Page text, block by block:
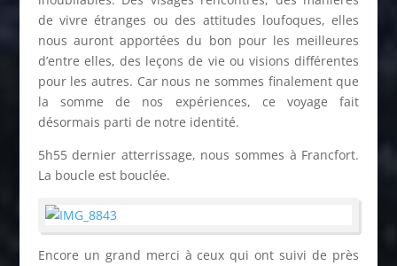
de vivre étranges ou des attitudes loufoques, elles
nous auront apportées du bon pour les meilleures
d’entre elles, des leçons de vie ou visions différentes
pour les autres. Car nous ne sommes finalement que
la somme de nos expériences, ce voyage fait
désormais parti de notre identité.
5h55 dernier atterrissage, nous sommes à Francfort.
La boucle est bouclée.
Encore un grand merci à ceux qui ont suivi de près